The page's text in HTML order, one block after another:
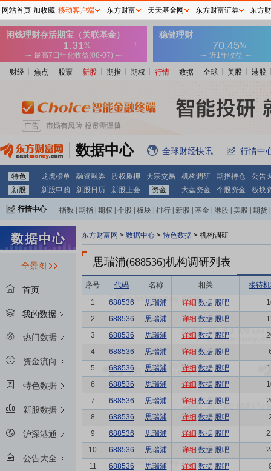
财经 焦点 股票 新股 期指 期权 行情 数据 全球 美股 港股
数据中心 全球财经快讯 行情中
特色 龙虎榜单 融资融券 股权质押 大宗交易 机构调研 期指持仓
公告
新股
新股申购 新股日历 新股上会 资金 大盘资金 个股资金 板块
行情中心 指数 期指 期权 个股 板块 排行 新股 基金 港股 美股 期货
全景图
首页
我的数据
热门数据
资金流向
特色数据
新股数据
沪深港通
公告大全
东方财富网 > 数据中心 > 特色数据 > 机构调研
思瑞浦(688536)机构调研列表
序号 代码 名称 相关 接待
1 688536 思瑞浦 详细 数据 股吧
2
688536 思瑞浦 详细 数据 股吧
3
688536 思瑞浦 详细 数据 股吧
4
688536 思瑞浦 详细 数据 股吧
5
688536 思瑞浦 详细 数据 股吧
6
688536 思瑞浦 详细 数据 股吧
7
688536 思瑞浦 详细 数据 股吧
8
688536 思瑞浦 详细 数据 股吧
9
688536 思瑞浦 详细 数据 股吧
10
688536 思瑞浦 详细 数据 股吧
11
688536 思瑞浦 详细 数据 股吧
网站首页 加收藏 移动客户端 东方财富 天天基金网 东方财富证券 东方